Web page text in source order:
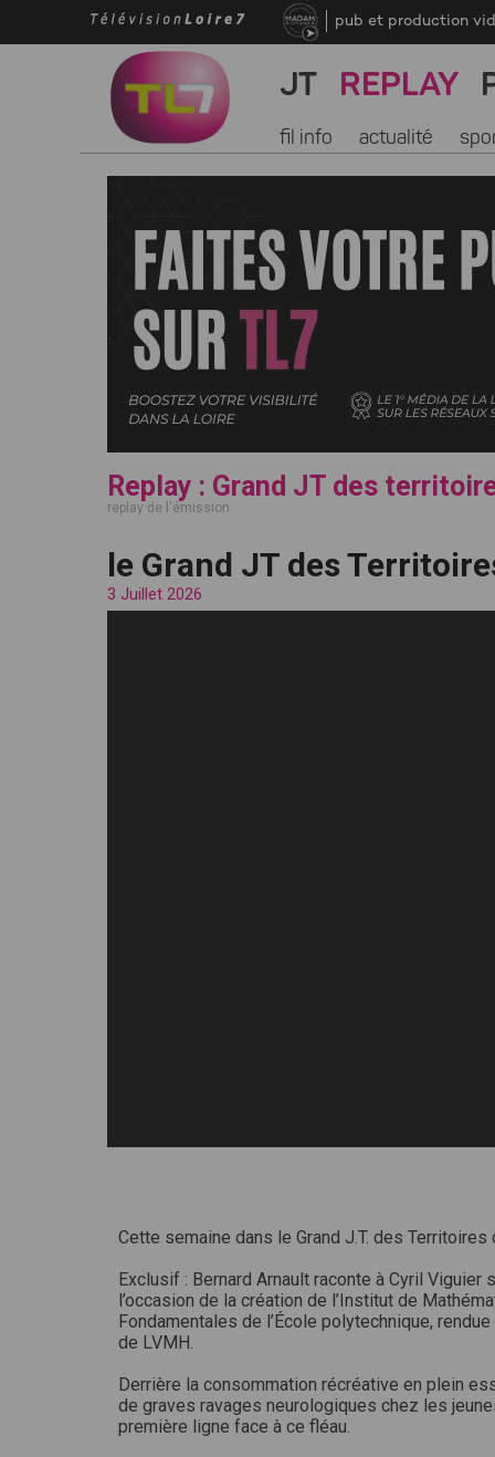
pub et production
JT REPLAY
fil info actualité
Replay : Grand JT des
replay de l'émission
le Grand JT des
3 Juillet 2026
Cette semaine dans le Grand J.T. des Territoires
Exclusif : Bernard Arnault raconte à Cyril Viguier
l’occasion de la création de l’Institut de
Fondamentales de l’École polytechnique,
de LVMH.
Derrière la consommation récréative en plein
de graves ravages neurologiques chez les
première ligne face à ce fléau.